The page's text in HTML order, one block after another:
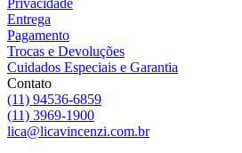
Entrega
Pagamento
Trocas e Devoluções
Cuidados Especiais e Garantia
Contato
(11) 94536-6859
(11) 3969-1900
lica@licavincenzi.com.br